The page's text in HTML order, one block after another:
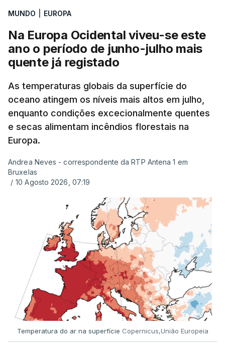
tinha chegado o resultado de
exames, mas ainda não tinham sido afixados.
Alguns encarregados de educação e alunos foram
até à escola para ver o resultado mas ainda não
tinha sido divulgado. Alguns pais apontam
incorreções e aguardam a atualização na
plataforma Inovar.
ERRO100
ERROR ON HTML5 MEDIA ELEMENT
ESTE CONTEÚDO ESTÁ NESTE
MOMENTO INDISPONÍVEL
Já a norte, na Escola Secundária de Rio Tinto, uma
outra equipa de reportagem confirmou quehá
mais de 100 pedidos de reapreciação de notas
que aguardam a divulgação.
Os resultados chegaram a ser enviados à escola
MUNDO EUROPA
Na Europa Ocidental viveu-se este
ano o período de junho-julho mais
quente já registado
As temperaturas globais da superfície do
oceano atingem os níveis mais altos em julho,
enquanto condições excecionalmente quentes
e secas alimentam incêndios florestais na
Europa.
Andrea Neves - correspondente da RTP Antena 1 em
Bruxelas
/ 10 Agosto 2026, 07:19
Temperatura do ar na superfície Copernicus,União Europeia